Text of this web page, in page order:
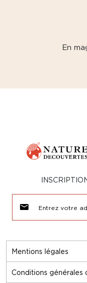
En
Mentions légales
Conditions générales